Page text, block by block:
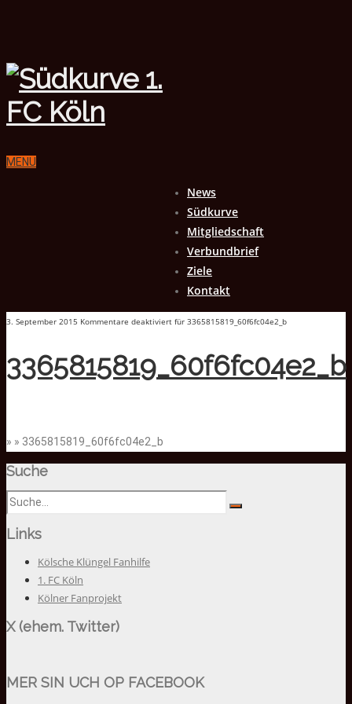
MENU
News
Südkurve
Mitgliedschaft
Verbundbrief
Ziele
Kontakt
3. September 2015 Kommentare deaktiviert für 3365815819_60f6fc04e2_b
3365815819_60f6fc04e2_b
» » 3365815819_60f6fc04e2_b
Suche
Links
Kölsche Klüngel Fanhilfe
1. FC Köln
Kölner Fanprojekt
X (ehem. Twitter)
MER SIN UCH OP FACEBOOK